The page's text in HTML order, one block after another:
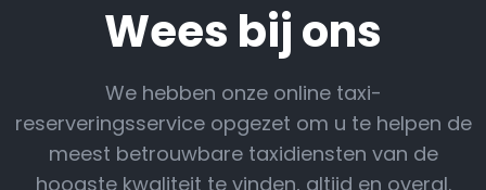
Wees bij ons
We hebben onze online taxi-
reserveringsservice opgezet om u te helpen de
meest betrouwbare taxidiensten van de
hoogste kwaliteit te vinden, altijd en overal.